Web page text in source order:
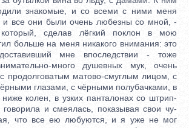
знакомые, и со всеми с ними меня
и все они были очень любезны со мной, -
сделав лёгкий поклон в мою
больше на меня никакого внимания: это
мне впоследствии - тоже
много душевных мук, очень
продолговатым матово-смуглым лицом, с
глазами, с чёрными полубачками, в
колен, в узких панталонах со штрип-
и смеялась, показывая свои чу-
что все ею любуются, и я уже не мог